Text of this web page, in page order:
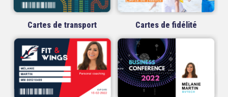
Cartes de transport Cartes de fidélité